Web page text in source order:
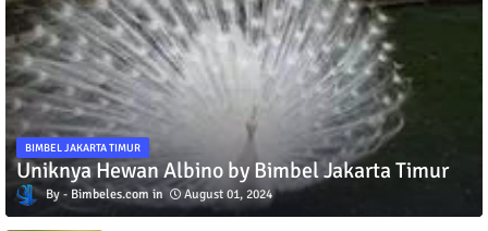
BIMBEL JAKARTA TIMUR
Uniknya Hewan Albino by Bimbel Jakarta Timur
Bimbeles.com August 01, 2024